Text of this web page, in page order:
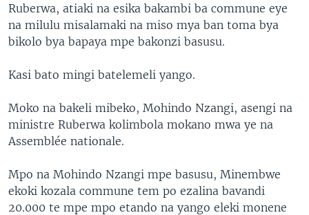
Ruberwa, atiaki na esika bakambi ba commune eye
na milulu misalamaki na miso mya ban toma bya
bikolo bya bapaya mpe bakonzi basusu.
Kasi bato mingi batelemeli yango.
Moko na bakeli mibeko, Mohindo Nzangi, asengi na
ministre Ruberwa kolimbola mokano mwa ye na
Assemblée nationale.
Mpo na Mohindo Nzangi mpe basusu, Minembwe
ekoki kozala commune tem po ezalina bavandi
20.000 te mpe mpo etando na yango eleki monene